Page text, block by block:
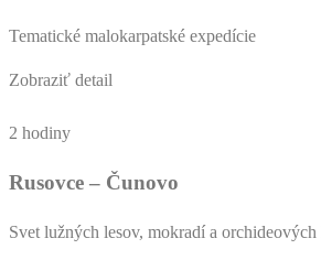
Tematické malokarpatské expedície
Zobraziť detail
2 hodiny
Rusovce – Čunovo
Svet lužných lesov, mokradí a